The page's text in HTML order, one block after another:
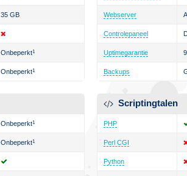
35 GB
Onbeperkt1
Onbeperkt1
Onbeperkt1
Onbeperkt1
Webserver
Controlepaneel
Uptimegarantie
Backups
Scriptingtalen
PHP
Perl CGI
Python